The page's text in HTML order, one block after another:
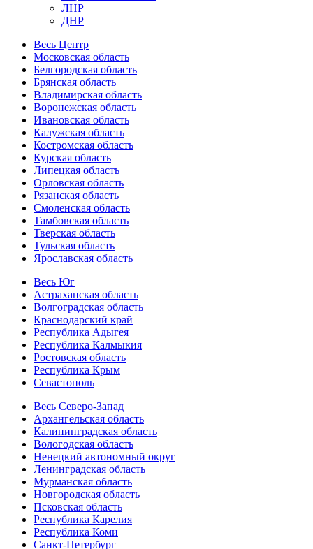
ЛНР
ДНР
Весь Центр
Московская область
Белгородская область
Брянская область
Владимирская область
Воронежская область
Ивановская область
Калужская область
Костромская область
Курская область
Липецкая область
Орловская область
Рязанская область
Смоленская область
Тамбовская область
Тверская область
Тульская область
Ярославская область
Весь Юг
Астраханская область
Волгоградская область
Краснодарский край
Республика Адыгея
Республика Калмыкия
Ростовская область
Республика Крым
Севастополь
Весь Северо-Запад
Архангельская область
Калининградская область
Вологодская область
Ненецкий автономный округ
Ленинградская область
Мурманская область
Новгородская область
Псковская область
Республика Карелия
Республика Коми
Санкт-Петербург